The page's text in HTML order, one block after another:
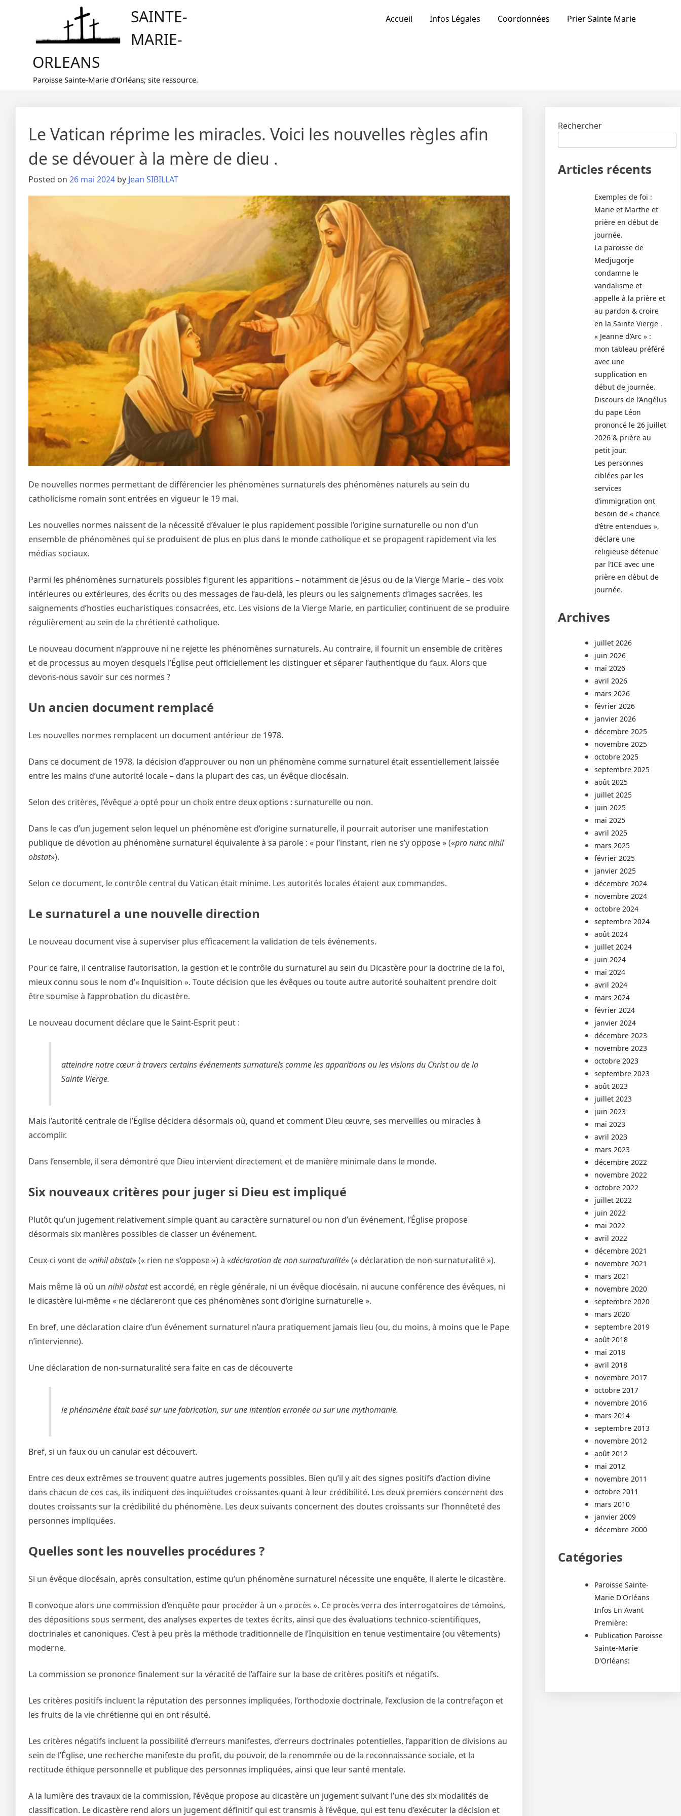
SAINTE-
MARIE-
ORLEANS
Paroisse Sainte-Marie d'Orléans; site ressource.
Accueil Infos Légales Coordonnées Prier Sainte Marie
Le Vatican réprime les miracles. Voici les nouvelles règles afin
de se dévouer à la mère de dieu .
Posted on 26 mai 2024 by Jean SIBILLAT
De nouvelles normes permettant de différencier les phénomènes surnaturels des phénomènes naturels au sein du
catholicisme romain sont entrées en vigueur le 19 mai.
Les nouvelles normes naissent de la nécessité d’évaluer le plus rapidement possible l’origine surnaturelle ou non d’un
ensemble de phénomènes qui se produisent de plus en plus dans le monde catholique et se propagent rapidement via les
médias sociaux.
Parmi les phénomènes surnaturels possibles figurent les apparitions – notamment de Jésus ou de la Vierge Marie – des voix
intérieures ou extérieures, des écrits ou des messages de l’au-delà, les pleurs ou les saignements d’images sacrées, les
saignements d’hosties eucharistiques consacrées, etc. Les visions de la Vierge Marie, en particulier, continuent de se produire
régulièrement au sein de la chrétienté catholique.
Le nouveau document n’approuve ni ne rejette les phénomènes surnaturels. Au contraire, il fournit un ensemble de critères
et de processus au moyen desquels l’Église peut officiellement les distinguer et séparer l’authentique du faux. Alors que
devons-nous savoir sur ces normes ?
Un ancien document remplacé
Les nouvelles normes remplacent un document antérieur de 1978.
Dans ce document de 1978, la décision d’approuver ou non un phénomène comme surnaturel était essentiellement laissée
entre les mains d’une autorité locale – dans la plupart des cas, un évêque diocésain.
Selon des critères, l’évêque a opté pour un choix entre deux options : surnaturelle ou non.
Dans le cas d’un jugement selon lequel un phénomène est d’origine surnaturelle, il pourrait autoriser une manifestation
publique de dévotion au phénomène surnaturel équivalente à sa parole : « pour l’instant, rien ne s’y oppose » («pro nunc nihil
obstat»).
Selon ce document, le contrôle central du Vatican était minime. Les autorités locales étaient aux commandes.
Le surnaturel a une nouvelle direction
Le nouveau document vise à superviser plus efficacement la validation de tels événements.
Pour ce faire, il centralise l’autorisation, la gestion et le contrôle du surnaturel au sein du Dicastère pour la doctrine de la foi,
mieux connu sous le nom d’« Inquisition ». Toute décision que les évêques ou toute autre autorité souhaitent prendre doit
être soumise à l’approbation du dicastère.
Le nouveau document déclare que le Saint-Esprit peut :
atteindre notre cœur à travers certains événements surnaturels comme les apparitions ou les visions du Christ ou de la
Sainte Vierge.
Mais l’autorité centrale de l’Église décidera désormais où, quand et comment Dieu œuvre, ses merveilles ou miracles à
accomplir.
Dans l’ensemble, il sera démontré que Dieu intervient directement et de manière minimale dans le monde.
Six nouveaux critères pour juger si Dieu est impliqué
Plutôt qu’un jugement relativement simple quant au caractère surnaturel ou non d’un événement, l’Église propose
désormais six manières possibles de classer un événement.
Ceux-ci vont de «nihil obstat» (« rien ne s’oppose ») à «déclaration de non surnaturalité» (« déclaration de non-surnaturalité »).
Mais même là où un nihil obstatest accordé, en règle générale, ni un évêque diocésain, ni aucune conférence des évêques, ni
le dicastère lui-même « ne déclareront que ces phénomènes sont d’origine surnaturelle ».
En bref, une déclaration claire d’un événement surnaturel n’aura pratiquement jamais lieu (ou, du moins, à moins que le Pape
n’intervienne).
Une déclaration de non-surnaturalité sera faite en cas de découverte
le phénomène était basé sur une fabrication, sur une intention erronée ou sur une mythomanie.
Bref, si un faux ou un canular est découvert.
Entre ces deux extrêmes se trouvent quatre autres jugements possibles. Bien qu’il y ait des signes positifs d’action divine
dans chacun de ces cas, ils indiquent des inquiétudes croissantes quant à leur crédibilité. Les deux premiers concernent des
doutes croissants sur la crédibilité du phénomène. Les deux suivants concernent des doutes croissants sur l’honnêteté des
personnes impliquées.
Quelles sont les nouvelles procédures ?
Si un évêque diocésain, après consultation, estime qu’un phénomène surnaturel nécessite une enquête, il alerte le dicastère.
Il convoque alors une commission d’enquête pour procéder à un « procès ». Ce procès verra des interrogatoires de témoins,
des dépositions sous serment, des analyses expertes de textes écrits, ainsi que des évaluations technico-scientifiques,
doctrinales et canoniques. C’est à peu près la méthode traditionnelle de l’Inquisition en tenue vestimentaire (ou vêtements)
moderne.
La commission se prononce finalement sur la véracité de l’affaire sur la base de critères positifs et négatifs.
Les critères positifs incluent la réputation des personnes impliquées, l’orthodoxie doctrinale, l’exclusion de la contrefaçon et
les fruits de la vie chrétienne qui en ont résulté.
Les critères négatifs incluent la possibilité d’erreurs manifestes, d’erreurs doctrinales potentielles, l’apparition de divisions au
sein de l’Église, une recherche manifeste du profit, du pouvoir, de la renommée ou de la reconnaissance sociale, et la
rectitude éthique personnelle et publique des personnes impliquées, ainsi que leur santé mentale.
A la lumière des travaux de la commission, l’évêque propose au dicastère un jugement suivant l’une des six modalités de
classification. Le dicastère rend alors un jugement définitif qui est transmis à l’évêque, qui est tenu d’exécuter la décision et
Rechercher
Articles récents
Exemples de foi :
Marie et Marthe et
prière en début de
journée.
La paroisse de
Medjugorje
condamne le
vandalisme et
appelle à la prière et
au pardon & croire
en la Sainte Vierge .
« Jeanne d’Arc » :
mon tableau préféré
avec une
supplication en
début de journée.
Discours de l’Angélus
du pape Léon
prononcé le 26 juillet
2026 & prière au
petit jour.
Les personnes
ciblées par les
services
d’immigration ont
besoin de « chance
d’être entendues »,
déclare une
religieuse détenue
par l’ICE avec une
prière en début de
journée.
Archives
juillet 2026
juin 2026
mai 2026
avril 2026
mars 2026
février 2026
janvier 2026
décembre 2025
novembre 2025
octobre 2025
septembre 2025
août 2025
juillet 2025
juin 2025
mai 2025
avril 2025
mars 2025
février 2025
janvier 2025
décembre 2024
novembre 2024
octobre 2024
septembre 2024
août 2024
juillet 2024
juin 2024
mai 2024
avril 2024
mars 2024
février 2024
janvier 2024
décembre 2023
novembre 2023
octobre 2023
septembre 2023
août 2023
juillet 2023
juin 2023
mai 2023
avril 2023
mars 2023
décembre 2022
novembre 2022
octobre 2022
juillet 2022
juin 2022
mai 2022
avril 2022
décembre 2021
novembre 2021
mars 2021
novembre 2020
septembre 2020
mars 2020
septembre 2019
août 2018
mai 2018
avril 2018
novembre 2017
octobre 2017
novembre 2016
mars 2014
septembre 2013
novembre 2012
août 2012
mai 2012
novembre 2011
octobre 2011
mars 2010
janvier 2009
décembre 2000
Catégories
Paroisse Sainte-
Marie D'Orléans
Infos En Avant
Première:
Publication Paroisse
Sainte-Marie
D'Orléans: